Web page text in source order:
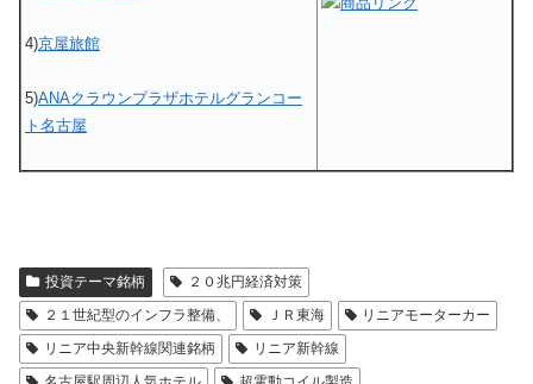
4)京屋旅館
5)ANAクラウンプラザホテルグランコー
ト名古屋
投資テーマ銘柄
２０兆円経済対策
２１世紀型のインフラ整備、
ＪＲ東海
リニアモーターカー
リニア中央新幹線関連銘柄
リニア新幹線